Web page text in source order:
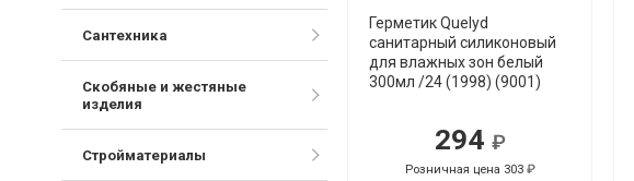
Герметик Quelyd
санитарный силиконовый
для влажных зон белый
300мл /24 (1998) (9001)
294
Розничная цена 303
руб.
руб.
Сантехника
Скобяные и жестяные
изделия
Стройматериалы